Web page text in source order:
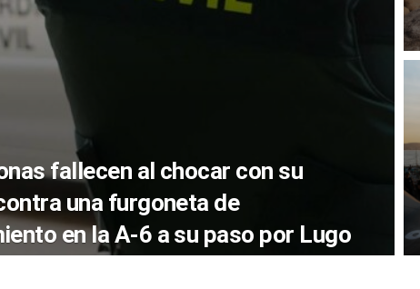
fallecen al chocar con su
una furgoneta de
en la A-6 a su paso por Lugo